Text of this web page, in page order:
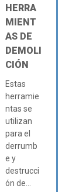
HERRA
MIENT
AS DE
DEMOLI
CIÓN
Estas
herramie
ntas se
utilizan
para el
derrumb
e y
destrucci
ón de...